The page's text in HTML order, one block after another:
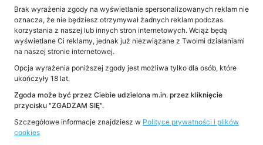
bezpieczeństwa instytucji obowiązanej. Dlatego
rozwiązania takie jak iAML muszą być zawsze
w pełnizgodne z ustawąo przeciwdziałaniu
praniu pieniędzy i finansowaniu terroryzmu.
Ogranicza to ryzyko związane z prowadzeniem
działalności gospodarczej, a także odciąża firmy
z obowiązku samodzielnego dostosowywania
procesów i systemów do zmian prawnych.
Brak wyrażenia zgody na wyświetlanie spersonalizowanych reklam nie
oznacza, że nie będziesz otrzymywał żadnych reklam podczas
korzystania z naszej lub innych stron internetowych. Wciąż będą
wyświetlane Ci reklamy, jednak już niezwiązane z Twoimi działaniami
na naszej stronie internetowej.
Opcja wyrażenia poniższej zgody jest możliwa tylko dla osób, które
ukończyły 18 lat.
Zgoda może być przez Ciebie udzielona m.in. przez kliknięcie
przycisku "ZGADZAM SIĘ".
Szczegółowe informacje znajdziesz w Polityce prywatności i plików
cookies